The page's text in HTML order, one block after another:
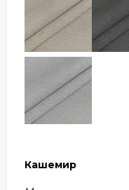
Кашемир